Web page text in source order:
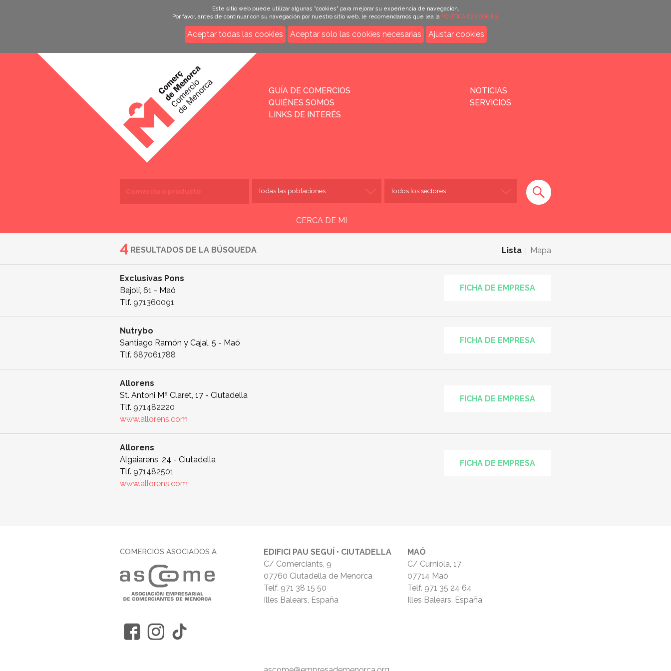
Este sitio web puede utilizar algunas "cookies" para mejorar su experiencia de navegación.
Por favor, antes de continuar con su navegación por nuestro sitio web, le recomendamos que lea la POLÍTICA DE COOKIES.
Aceptar todas las cookies Aceptar solo las cookies necesarias Ajustar cookies
GUÍA DE COMERCIOS
NOTICIAS
QUIÉNES SOMOS
SERVICIOS
LINKS DE INTERÉS
CERCA DE MI
4 RESULTADOS DE LA BÚSQUEDA Lista Mapa
Exclusivas Pons
Bajolí, 61 - Maó
Tlf. 971360091
FICHA DE EMPRESA
Nutrybo
Santiago Ramón y Cajal, 5 - Maó
Tlf. 687061788
FICHA DE EMPRESA
Allorens
St. Antoni Mª Claret, 17 - Ciutadella
Tlf. 971482220
www.allorens.com
FICHA DE EMPRESA
Allorens
Algaiarens, 24 - Ciutadella
Tlf. 971482501
www.allorens.com
FICHA DE EMPRESA
COMERCIOS ASOCIADOS A
EDIFICI PAU SEGUÍ • CIUTADELLA
C/ Comerciants, 9
07760 Ciutadella de Menorca
Telf. 971 38 15 50
Illes Balears, España
MAÓ
C/ Curniola, 17
07714 Maó
Telf. 971 35 24 64
Illes Balears, España